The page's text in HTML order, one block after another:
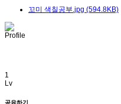
꼬미 색칠공부.jpg (594.8KB)
1
Lv
공유하기